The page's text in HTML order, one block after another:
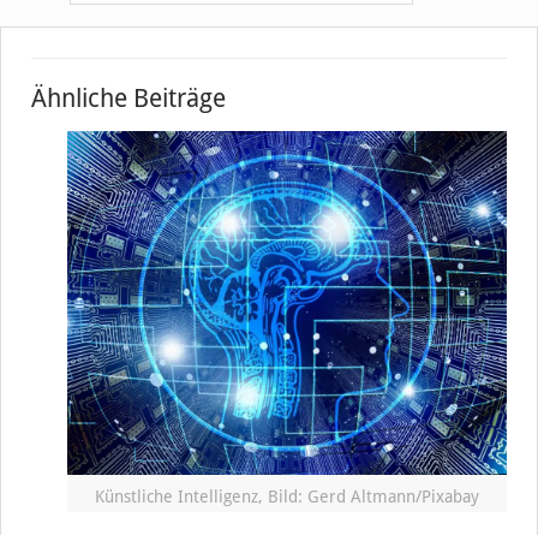
Ähnliche Beiträge
Künstliche Intelligenz, Bild: Gerd Altmann/Pixabay